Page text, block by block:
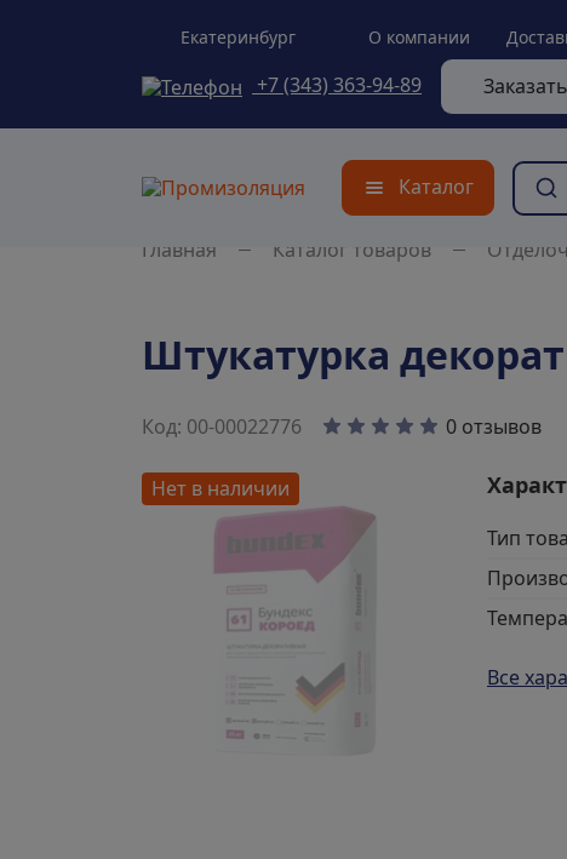
Екатеринбург О компании
+7 (343) 363-94-89
Каталог
Главная Каталог товаров
Штукатурка
Код: 00-00022776 0 отзывов
Нет в наличии
Тип
Все